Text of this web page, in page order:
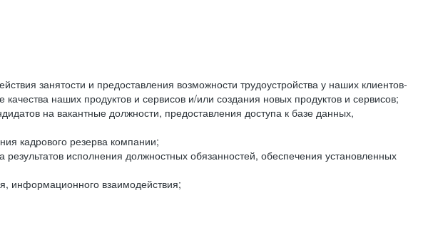
занятости и предоставления возможности трудоустройства у наших клиентов-
наших продуктов и сервисов и/или создания новых продуктов и сервисов;
на вакантные должности, предоставления доступа к базе данных,
кадрового резерва компании;
исполнения должностных обязанностей, обеспечения установленных
информационного взаимодействия;